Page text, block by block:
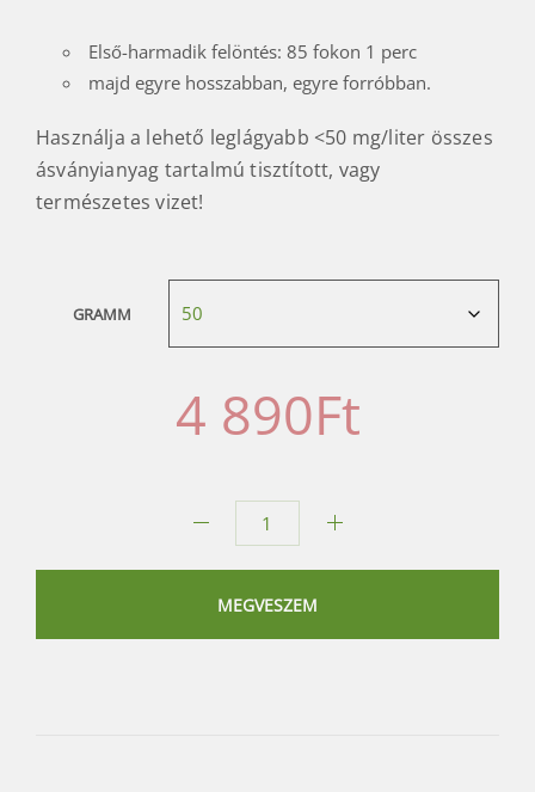
Első-harmadik felöntés: 85 fokon 1 perc
majd egyre hosszabban, egyre forróbban.
Használja a lehető leglágyabb <50 mg/liter összes
ásványianyag tartalmú tisztított, vagy
természetes vizet!
GRAMM
4 890Ft
MEGVESZEM